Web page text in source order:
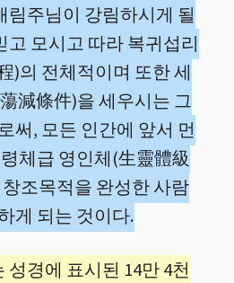
림주님이 강림하시게 될
고 모시고 따라 복귀섭리
)의 전체적이며 또한 세
減條件)을 세우시는 그
써, 모든 인간에 앞서 먼
체급 영인체(生靈體級
조목적을 완성한 사람
게 되는 것이다.
성경에 표시된 14만 4천